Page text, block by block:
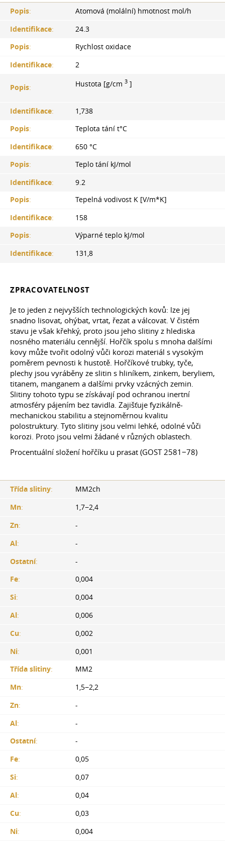
Popis:
Atomová (molální) hmotnost mol/h
Identifikace:
24.3
Popis:
Rychlost oxidace
Identifikace: 2
Popis: Hustota [g/cm 3 ]
Identifikace:
1,738
Popis:
Teplota tání t°С
Identifikace:
650 °С
Popis:
Teplo tání kJ/mol
Identifikace:
9.2
Popis:
Tepelná vodivost K [V/m*K]
Identifikace:
158
Popis:
Výparné teplo kJ/mol
Identifikace: 131,8
ZPRACOVATELNOST
Je to jeden z nejvyšších technologických kovů: lze jej
snadno lisovat, ohýbat, vrtat, řezat a válcovat. V čistém
stavu je však křehký, proto jsou jeho slitiny z hlediska
nosného materiálu cennější. Hořčík spolu s mnoha dalšími
kovy může tvořit odolný vůči korozi materiál s vysokým
poměrem pevnosti k hustotě. Hořčíkové trubky, tyče,
plechy jsou vyráběny ze slitin s hliníkem, zinkem, beryliem,
titanem, manganem a dalšími prvky vzácných zemin.
Slitiny tohoto typu se získávají pod ochranou inertní
atmosféry pájením bez tavidla. Zajišťuje fyzikálně-
mechanickou stabilitu a stejnoměrnou kvalitu
polostruktury. Tyto slitiny jsou velmi lehké, odolné vůči
korozi. Proto jsou velmi žádané v různých oblastech.
Procentuální složení hořčíku u prasat (GOST 2581−78)
Třída slitiny:
MM2ch
Mn:
1,7−2,4
Zn:
-
Al:
-
Ostatní:
-
Fe:
0,004
Si:
0,004
Al:
0,006
Cu:
0,002
Ni:
0,001
Třída slitiny:
MM2
Mn:
1,5−2,2
Zn:
-
Al:
-
Ostatní:
-
Fe:
0,05
Si:
0,07
Al:
0,04
Cu:
0,03
Ni:
0,004